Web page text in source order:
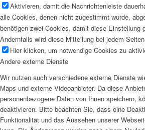
Aktivieren, damit die Nachrichtenleiste
alle Cookies, denen nicht zugestimmt wurde,
benötigen zwei Cookies, damit diese Einstellung
Andernfalls wird diese Mitteilung bei jedem
Hier klicken, um notwendige Cookies zu
Andere externe Dienste
Wir nutzen auch verschiedene externe Dienste
Maps und externe Videoanbieter. Da diese
personenbezogene Daten von Ihnen speichern,
deaktivieren. Bitte beachten Sie, dass eine
Funktionalität und das Aussehen unserer